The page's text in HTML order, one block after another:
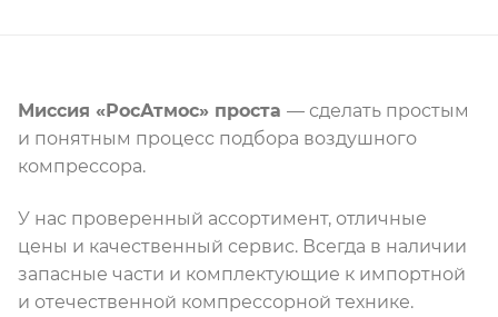
Миссия «РосАтмос» проста — сделать простым
и понятным процесс подбора воздушного
компрессора.
У нас проверенный ассортимент, отличные
цены и качественный сервис. Всегда в наличии
запасные части и комплектующие к импортной
и отечественной компрессорной технике.